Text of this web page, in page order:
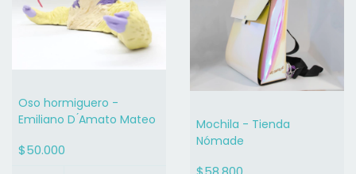
Oso hormiguero -
Emiliano D ́Amato Mateo
$50.000
Mochila - Tienda
Nómade